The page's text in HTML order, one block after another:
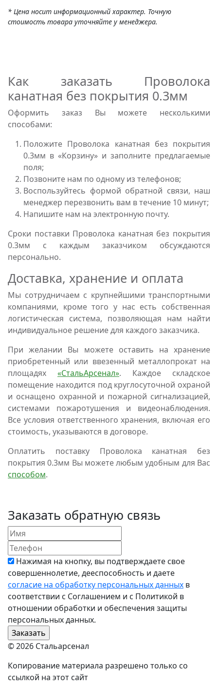
* Цена носит информационный характер. Точную
стоимость товара уточняйте у менеджера.
Как заказать Проволока
канатная без покрытия 0.3мм
Оформить заказ Вы можете несколькими
способами:
Положите Проволока канатная без покрытия
0.3мм в «Корзину» и заполните предлагаемые
поля;
Позвоните нам по одному из телефонов;
Воспользуйтесь формой обратной связи, наш
менеджер перезвонить вам в течение 10 минут;
Напишите нам на электронную почту.
Сроки поставки Проволока канатная без покрытия
0.3мм с каждым заказчиком обсуждаются
персонально.
Доставка, хранение и оплата
Мы сотрудничаем с крупнейшими транспортными
компаниями, кроме того у нас есть собственная
логистическая система, позволяющая нам найти
индивидуальное решение для каждого заказчика.
При желании Вы можете оставить на хранение
приобретенный или ввезенный металлопрокат на
площадях «СтальАрсенал». Каждое складское
помещение находится под круглосуточной охраной
и оснащено охранной и пожарной сигнализацией,
системами пожаротушения и видеонаблюдения.
Все условия ответственного хранения, включая его
стоимость, указываются в договоре.
Оплатить поставку Проволока канатная без
покрытия 0.3мм Вы можете любым удобным для Вас
способом.
Заказать обратную связь
Нажимая на кнопку, вы подтверждаете свое
совершеннолетие, дееспособность и даете
согласие на обработку персональных данных в
соответствии с Соглашением и с Политикой в
отношении обработки и обеспечения защиты
персональных данных.
© 2026 Стальарсенал
Копирование материала разрешено только со
ссылкой на этот сайт